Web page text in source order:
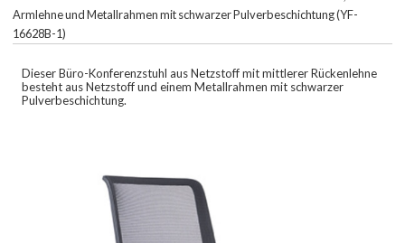
Armlehne und Metallrahmen mit schwarzer Pulverbeschichtung (YF-
16628B-1)
Dieser Büro-Konferenzstuhl aus Netzstoff mit mittlerer Rückenlehne
besteht aus Netzstoff und einem Metallrahmen mit schwarzer
Pulverbeschichtung.